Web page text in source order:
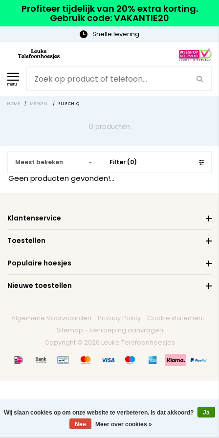
Profiteer tijdelijk van 20% extra korting.
Gebruik code: VAKANTIE20
Snelle levering
menu
Zoeken
HOME / MERKEN / ELLECHIQ
0 producten
Meest bekeken Filter (0)
Geen producten gevonden!...
Klantenservice
Toestellen
Populaire hoesjes
Nieuwe toestellen
Algemene Voorwaarden - Privacy Policy - Cookie statement -
Sitemap - Herroeping aanvragen
Copyright © 2026 Leuke Telefoonhoesjes
Wij slaan cookies op om onze website te verbeteren. Is dat akkoord?
Ja
Nee
Meer over cookies »